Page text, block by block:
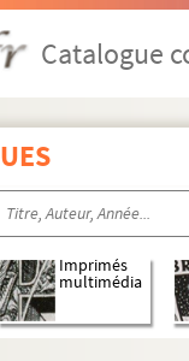
Catalogue
Imprimés
multimédia